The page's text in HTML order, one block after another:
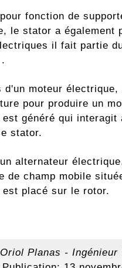
fonction de
le stator a également
il fait partie
d'un moteur
pour produire un
est généré qui
stator.
alternateur
de champ mobile
est placé sur le rotor.
Oriol Planas - Ingénieur